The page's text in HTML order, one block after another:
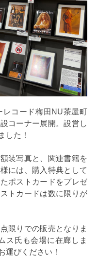
コード梅田NU茶屋町
コーナー展開。設営し
した！
装写真と、関連書籍を
には、購入特典として
ポストカードをプレゼ
トカードは数に限りが
限りでの販売となりま
ス氏も会場に在廊しま
運びください！